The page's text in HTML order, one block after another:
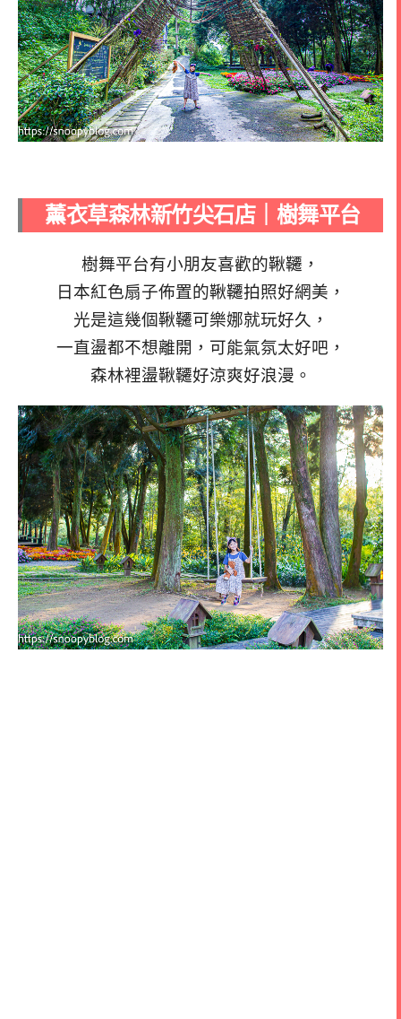
薰衣草森林新竹尖石店｜樹舞平台
樹舞平台有小朋友喜歡的鞦韆，
日本紅色扇子佈置的鞦韆拍照好網美，
光是這幾個鞦韆可樂娜就玩好久，
一直盪都不想離開，可能氣氛太好吧，
森林裡盪鞦韆好涼爽好浪漫。